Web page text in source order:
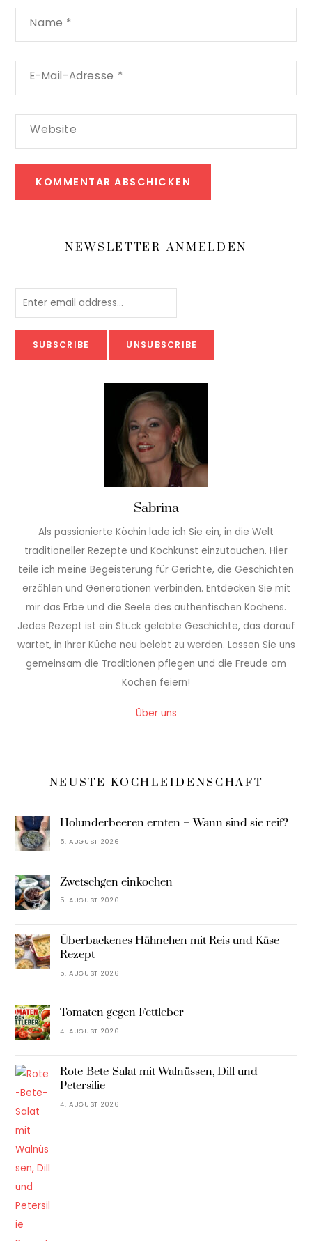
Name *
E-Mail-Adresse *
Website
NEWSLETTER ANMELDEN
Sabrina
Als passionierte Köchin lade ich Sie ein, in die Welt
traditioneller Rezepte und Kochkunst einzutauchen. Hier
teile ich meine Begeisterung für Gerichte, die Geschichten
erzählen und Generationen verbinden. Entdecken Sie mit
mir das Erbe und die Seele des authentischen Kochens.
Jedes Rezept ist ein Stück gelebte Geschichte, das darauf
wartet, in Ihrer Küche neu belebt zu werden. Lassen Sie uns
gemeinsam die Traditionen pflegen und die Freude am
Kochen feiern!
Über uns
NEUSTE KOCHLEIDENSCHAFT
Holunderbeeren ernten – Wann sind sie reif?
5. AUGUST 2026
Zwetschgen einkochen
5. AUGUST 2026
Überbackenes Hähnchen mit Reis und Käse
Rezept
5. AUGUST 2026
Tomaten gegen Fettleber
4. AUGUST 2026
Rote-Bete-Salat mit Walnüssen, Dill und
Petersilie
4. AUGUST 2026